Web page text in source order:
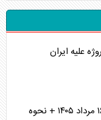
علیه ایران
جدول قطعی برق استان تهران فردا جمعه ۱۶ مرداد ۱۴۰۵ + نحوه